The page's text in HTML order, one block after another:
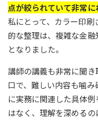
点が絞られていて非常
私にとって、カラー印
的な整理は、複雑な金
となりました。
講師の講義も非常に聞
口で、難しい内容も噛
に実務に関連した具体
はなく、理解を深めるの